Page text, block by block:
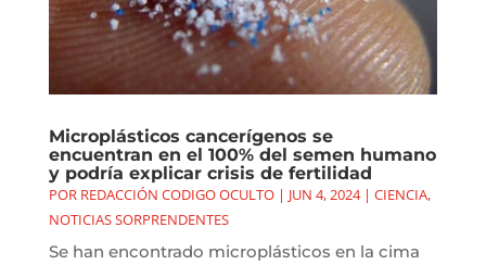
Microplásticos cancerígenos se
encuentran en el 100% del semen humano
y podría explicar crisis de fertilidad
POR REDACCIÓN CODIGO OCULTO| JUN 4, 2024| CIENCIA,
NOTICIAS SORPRENDENTES
Se han encontrado microplásticos en la cima